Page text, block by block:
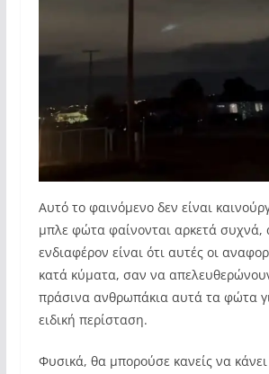
Αυτό το φαινόμενο δεν είναι
μπλε φώτα φαίνονται αρκετά συχνά,
ενδιαφέρον είναι ότι αυτές οι
κατά κύματα, σαν να
πράσινα ανθρωπάκια αυτά τα φώτα
ειδική περίσταση.
Φυσικά, θα μπορούσε κανείς να κάνει